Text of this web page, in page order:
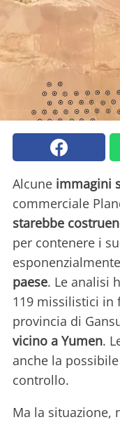
Alcune immagini
commerciale
starebbe
per contenere i
esponenzialmente
paese. Le analisi
119 missilistici in
provincia di
vicino a Yumen.
anche la
controllo.
Ma la situazione,